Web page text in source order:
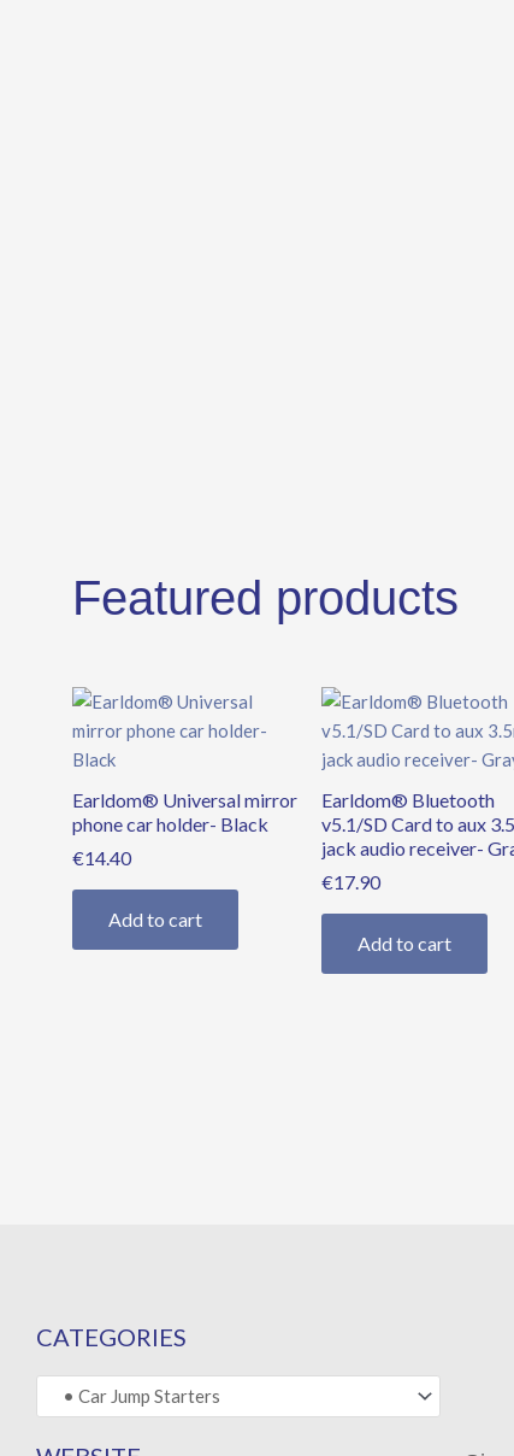
Featured products
Earldom® Universal mirror
phone car holder- Black
€14.40
Add to cart
Earldom® Bluetooth
v5.1/SD Card to aux
jack audio receiver-
€17.90
Add to cart
CATEGORIES